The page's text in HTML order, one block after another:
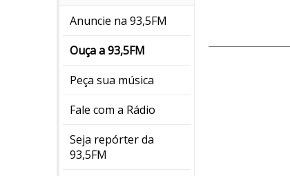
Anuncie na 93,5FM
Ouça a 93,5FM
Peça sua música
Fale com a Rádio
Seja repórter da
93,5FM